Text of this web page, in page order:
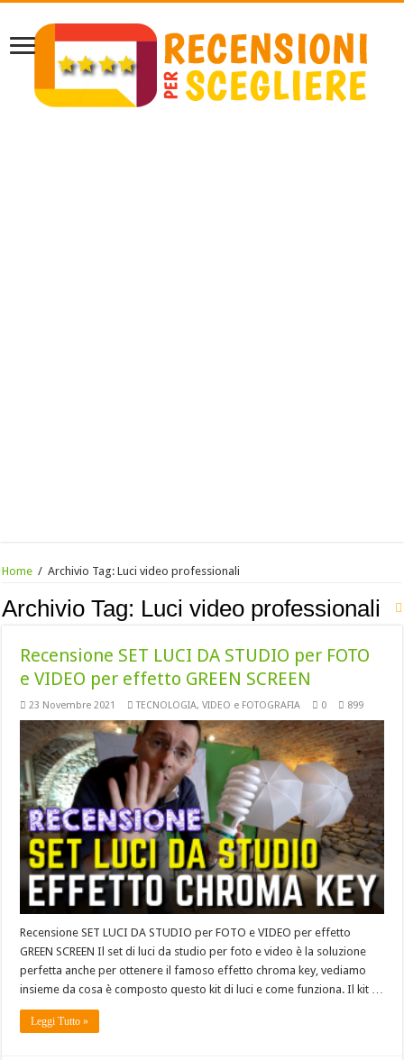
Home / Archivio Tag:Luci video professionali
Archivio Tag: Luci video professionali
Recensione SET LUCI DA STUDIO per FOTO
e VIDEO per effetto GREEN SCREEN
23 Novembre 2021 TECNOLOGIA,VIDEO e FOTOGRAFIA 0 899
Recensione SET LUCI DA STUDIO per FOTO e VIDEO per effetto
GREEN SCREEN Il set di luci da studio per foto e video è la soluzione
perfetta anche per ottenere il famoso effetto chroma key, vediamo
insieme da cosa è composto questo kit di luci e come funziona. Il kit …
Leggi Tutto »